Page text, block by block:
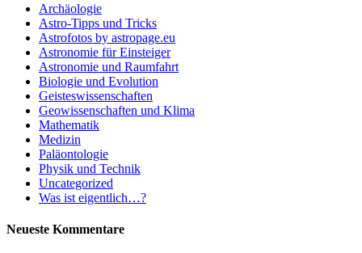
Archäologie
Astro-Tipps und Tricks
Astrofotos by astropage.eu
Astronomie für Einsteiger
Astronomie und Raumfahrt
Biologie und Evolution
Geisteswissenschaften
Geowissenschaften und Klima
Mathematik
Medizin
Paläontologie
Physik und Technik
Uncategorized
Was ist eigentlich…?
Neueste Kommentare